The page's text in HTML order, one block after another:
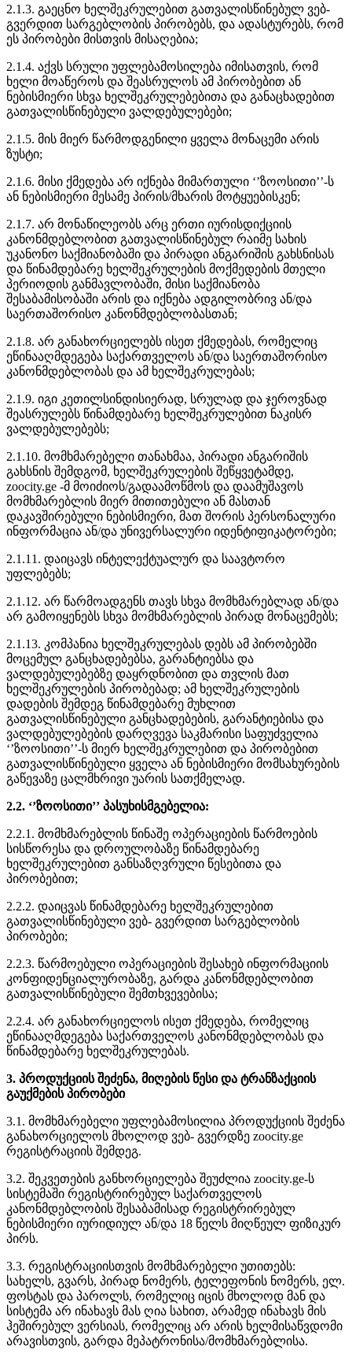
2.1.3. გაეცნო ხელშეკრულებით გათვალისწინებულ ვებ-
გვერდით სარგებლობის პირობებს, და ადასტურებს, რომ
ეს პირობები მისთვის მისაღებია;
2.1.4. აქვს სრული უფლებამოსილება იმისათვის, რომ
ხელი მოაწეროს და შეასრულოს ამ პირობებით ან
ნებისმიერი სხვა ხელშეკრულებებითა და განაცხადებით
გათვალისწინებული ვალდებულებები;
2.1.5. მის მიერ წარმოდგენილი ყველა მონაცემი არის
ზუსტი;
2.1.6. მისი ქმედება არ იქნება მიმართული ‘’ზოოსითი’’-ს
ან ნებისმიერი მესამე პირის/მხარის მოტყუებისკენ;
2.1.7. არ მონაწილეობს არც ერთი იურისდიქციის
კანონმდებლობით გათვალისწინებულ რაიმე სახის
უკანონო საქმიანობაში და პირადი ანგარიშის გახსნისას
და წინამდებარე ხელშეკრულების მოქმედების მთელი
პერიოდის განმავლობაში, მისი საქმიანობა
შესაბამისობაში არის და იქნება ადგილობრივ ან/და
საერთაშორისო კანონმდებლობასთან;
2.1.8. არ განახორციელებს ისეთ ქმედებას, რომელიც
ეწინააღმდეგება საქართველოს ან/და საერთაშორისო
კანონმდებლობას და ამ ხელშეკრულებას;
2.1.9. იგი კეთილსინდისიერად, სრულად და ჯეროვნად
შეასრულებს წინამდებარე ხელშეკრულებით ნაკისრ
ვალდებულებებს;
2.1.10. მომხმარებელი თანახმაა, პირადი ანგარიშის
გახსნის შემდგომ, ხელშეკრულების შეწყვეტამდე,
zoocity.ge -მ მოიძიოს/გადაამოწმოს და დაამუშავოს
მომხმარებლის მიერ მითითებული ან მასთან
დაკავშირებული ნებისმიერი, მათ შორის პერსონალური
ინფორმაცია ან/და უნივერსალური იდენტიფიკატორები;
2.1.11. დაიცავს ინტელექტუალურ და საავტორო
უფლებებს;
2.1.12. არ წარმოადგენს თავს სხვა მომხმარებლად ან/და
არ გამოიყენებს სხვა მომხმარებლის პირად მონაცემებს;
2.1.13. კომპანია ხელშეკრულებას დებს ამ პირობებში
მოცემულ განცხადებებსა, გარანტიებსა და
ვალდებულებებზე დაყრდნობით და თვლის მათ
ხელშეკრულების პირობებად; ამ ხელშეკრულების
დადების შემდეგ წინამდებარე მუხლით
გათვალისწინებული განცხადებების, გარანტიებისა და
ვალდებულებების დარღვევა საკმარისი საფუძველია
‘’ზოოსითი’’-ს მიერ ხელშეკრულებით და პირობებით
გათვალისწინებული ყველა ან ნებისმიერი მომსახურების
გაწევაზე ცალმხრივი უარის სათქმელად.
2.2. ‘’ზოოსითი’’ პასუხისმგებელია:
2.2.1. მომხმარებლის წინაშე ოპერაციების წარმოების
სისწორესა და დროულობაზე წინამდებარე
ხელშეკრულებით განსაზღვრული წესებითა და
პირობებით;
2.2.2. დაიცვას წინამდებარე ხელშეკრულებით
გათვალისწინებული ვებ- გვერდით სარგებლობის
პირობები;
2.2.3. წარმოებული ოპერაციების შესახებ ინფორმაციის
კონფიდენციალურობაზე, გარდა კანონმდებლობით
გათვალისწინებული შემთხვევებისა;
2.2.4. არ განახორციელოს ისეთ ქმედება, რომელიც
ეწინააღმდეგება საქართველოს კანონმდებლობას და
წინამდებარე ხელშეკრულებას.
3. პროდუქციის შეძენა, მიღების წესი და ტრანზაქციის
გაუქმების პირობები
3.1. მომხმარებელი უფლებამოსილია პროდუქციის შეძენა
განახორციელოს მხოლოდ ვებ- გვერდზე zoocity.ge
რეგისტრაციის შემდეგ.
3.2. შეკვეთების განხორციელება შეუძლია zoocity.ge-ს
სისტემაში რეგისტრირებულ საქართველოს
კანონმდებლობის შესაბამისად რეგისტრირებულ
ნებისმიერი იურიდიულ ან/და 18 წელს მიღწეულ ფიზიკურ
პირს.
3.3. რეგისტრაციისთვის მომხმარებელი უთითებს:
სახელს, გვარს, პირად ნომერს, ტელეფონის ნომერს, ელ.
ფოსტას და პაროლს, რომელიც იცის მხოლოდ მან და
სისტემა არ ინახავს მას ღია სახით, არამედ ინახავს მის
ჰეშირებულ ვერსიას, რომელიც არ არის ხელმისაწვდომი
არავისთვის, გარდა მეპატრონისა/მომხმარებლისა.